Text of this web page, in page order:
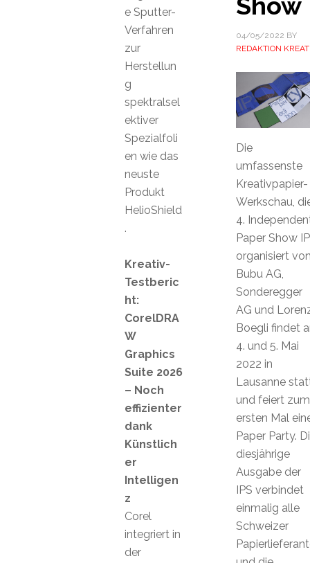
04/05/2022 BY
REDAKTION
Die
umfassenste
Kreativpapier-
Werkschau,
4.
Paper Show
organisiert
Bubu AG,
Sonderegger
AG und
Boegli findet
4. und 5. Mai
2022 in
Lausanne
und feiert zum
ersten Mal
Paper Party.
diesjährige
Ausgabe der
IPS verbindet
einmalig alle
Schweizer
e Sputter-
Verfahren
zur
Herstellun
g
spektralsel
ektiver
Spezialfoli
en wie das
neuste
Produkt
HelioShield
.
Kreativ-
Testberic
ht:
CorelDRA
W
Graphics
Suite 2026
– Noch
effizienter
dank
Künstlich
er
Intelligen
z
Corel
integriert in
der